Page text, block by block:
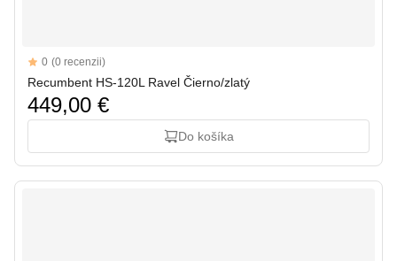
Reviews
0 (0 recenzii)
Recumbent HS-120L Ravel Čierno/zlatý
449,00 €
Do košíka